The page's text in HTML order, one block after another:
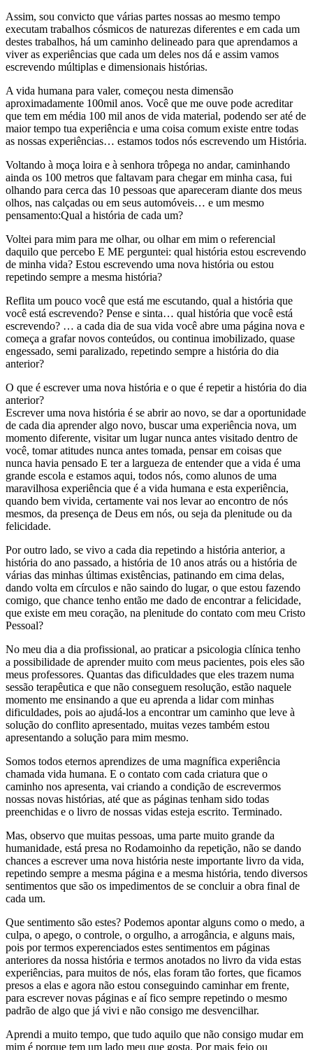
Assim, sou convicto que várias partes nossas ao mesmo tempo
executam trabalhos cósmicos de naturezas diferentes e em cada um
destes trabalhos, há um caminho delineado para que aprendamos a
viver as experiências que cada um deles nos dá e assim vamos
escrevendo múltiplas e dimensionais histórias.
A vida humana para valer, começou nesta dimensão
aproximadamente 100mil anos. Você que me ouve pode acreditar
que tem em média 100 mil anos de vida material, podendo ser até de
maior tempo tua experiência e uma coisa comum existe entre todas
as nossas experiências… estamos todos nós escrevendo um História.
Voltando à moça loira e à senhora trôpega no andar, caminhando
ainda os 100 metros que faltavam para chegar em minha casa, fui
olhando para cerca das 10 pessoas que apareceram diante dos meus
olhos, nas calçadas ou em seus automóveis… e um mesmo
pensamento:Qual a história de cada um?
Voltei para mim para me olhar, ou olhar em mim o referencial
daquilo que percebo E ME perguntei: qual história estou escrevendo
de minha vida? Estou escrevendo uma nova história ou estou
repetindo sempre a mesma história?
Reflita um pouco você que está me escutando, qual a história que
você está escrevendo? Pense e sinta… qual história que você está
escrevendo? … a cada dia de sua vida você abre uma página nova e
começa a grafar novos conteúdos, ou continua imobilizado, quase
engessado, semi paralizado, repetindo sempre a história do dia
anterior?
O que é escrever uma nova história e o que é repetir a história do dia
anterior?
Escrever uma nova história é se abrir ao novo, se dar a oportunidade
de cada dia aprender algo novo, buscar uma experiência nova, um
momento diferente, visitar um lugar nunca antes visitado dentro de
você, tomar atitudes nunca antes tomada, pensar em coisas que
nunca havia pensado E ter a largueza de entender que a vida é uma
grande escola e estamos aqui, todos nós, como alunos de uma
maravilhosa experiência que é a vida humana e esta experiência,
quando bem vivida, certamente vai nos levar ao encontro de nós
mesmos, da presença de Deus em nós, ou seja da plenitude ou da
felicidade.
Por outro lado, se vivo a cada dia repetindo a história anterior, a
história do ano passado, a história de 10 anos atrás ou a história de
várias das minhas últimas existências, patinando em cima delas,
dando volta em círculos e não saindo do lugar, o que estou fazendo
comigo, que chance tenho então me dado de encontrar a felicidade,
que existe em meu coração, na plenitude do contato com meu Cristo
Pessoal?
No meu dia a dia profissional, ao praticar a psicologia clínica tenho
a possibilidade de aprender muito com meus pacientes, pois eles são
meus professores. Quantas das dificuldades que eles trazem numa
sessão terapêutica e que não conseguem resolução, estão naquele
momento me ensinando a que eu aprenda a lidar com minhas
dificuldades, pois ao ajudá-los a encontrar um caminho que leve à
solução do conflito apresentado, muitas vezes também estou
apresentando a solução para mim mesmo.
Somos todos eternos aprendizes de uma magnífica experiência
chamada vida humana. E o contato com cada criatura que o
caminho nos apresenta, vai criando a condição de escrevermos
nossas novas histórias, até que as páginas tenham sido todas
preenchidas e o livro de nossas vidas esteja escrito. Terminado.
Mas, observo que muitas pessoas, uma parte muito grande da
humanidade, está presa no Rodamoinho da repetição, não se dando
chances a escrever uma nova história neste importante livro da vida,
repetindo sempre a mesma página e a mesma história, tendo diversos
sentimentos que são os impedimentos de se concluir a obra final de
cada um.
Que sentimento são estes? Podemos apontar alguns como o medo, a
culpa, o apego, o controle, o orgulho, a arrogância, e alguns mais,
pois por termos experenciados estes sentimentos em páginas
anteriores da nossa história e termos anotados no livro da vida estas
experiências, para muitos de nós, elas foram tão fortes, que ficamos
presos a elas e agora não estou conseguindo caminhar em frente,
para escrever novas páginas e aí fico sempre repetindo o mesmo
padrão de algo que já vivi e não consigo me desvencilhar.
Aprendi a muito tempo, que tudo aquilo que não consigo mudar em
mim é porque tem um lado meu que gosta. Por mais feio ou